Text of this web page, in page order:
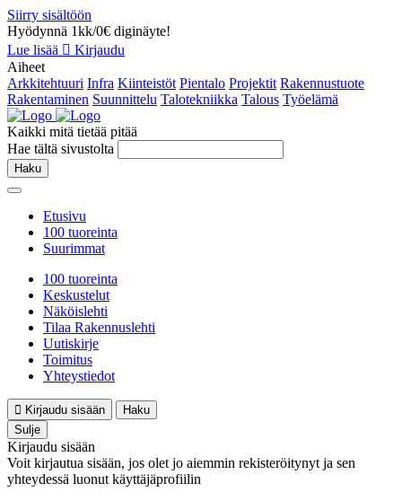
Siirry sisältöön
Hyödynnä 1kk/0€ diginäyte!
Lue lisää
Kirjaudu
Aiheet
Arkkitehtuuri Infra Kiinteistöt Pientalo Projektit Rakennustuote
Rakentaminen Suunnittelu Talotekniikka Talous Työelämä
Kaikki mitä tietää pitää
Hae tältä sivustolta
Haku
Etusivu
100 tuoreinta
Suurimmat
100 tuoreinta
Keskustelut
Näköislehti
Tilaa Rakennuslehti
Uutiskirje
Toimitus
Yhteystiedot
Kirjaudu sisään
Haku
Sulje
Kirjaudu sisään
Voit kirjautua sisään, jos olet jo aiemmin rekisteröitynyt ja sen
yhteydessä luonut käyttäjäprofiilin